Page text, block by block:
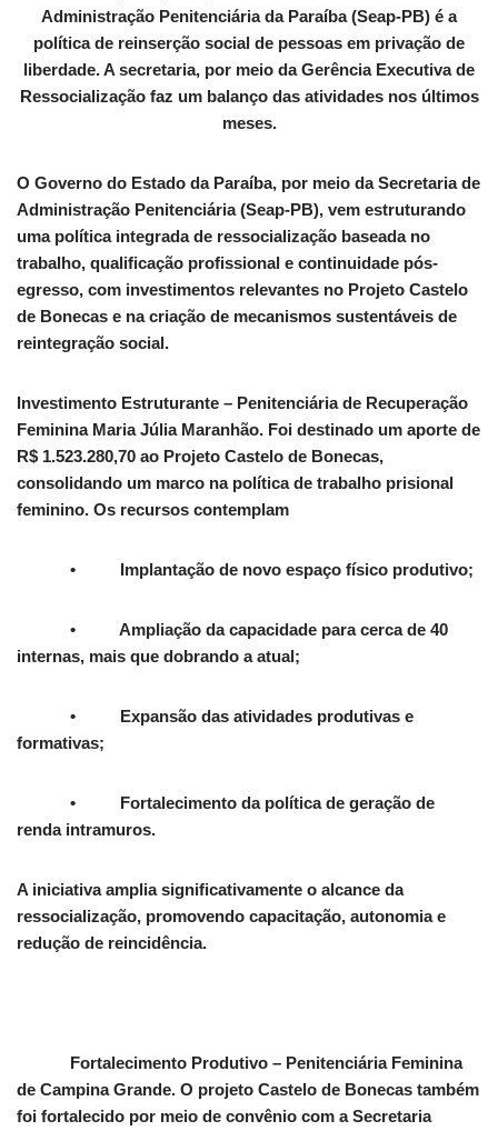
Administração Penitenciária da Paraíba (Seap-PB) é a
política de reinserção social de pessoas em privação de
liberdade. A secretaria, por meio da Gerência Executiva de
Ressocialização faz um balanço das atividades nos últimos
meses.
O Governo do Estado da Paraíba, por meio da Secretaria de
Administração Penitenciária (Seap-PB), vem estruturando
uma política integrada de ressocialização baseada no
trabalho, qualificação profissional e continuidade pós-
egresso, com investimentos relevantes no Projeto Castelo
de Bonecas e na criação de mecanismos sustentáveis de
reintegração social.
Investimento Estruturante – Penitenciária de Recuperação
Feminina Maria Júlia Maranhão. Foi destinado um aporte de
R$ 1.523.280,70 ao Projeto Castelo de Bonecas,
consolidando um marco na política de trabalho prisional
feminino. Os recursos contemplam
• Implantação de novo espaço físico produtivo;
• Ampliação da capacidade para cerca de 40
internas, mais que dobrando a atual;
• Expansão das atividades produtivas e
formativas;
• Fortalecimento da política de geração de
renda intramuros.
A iniciativa amplia significativamente o alcance da
ressocialização, promovendo capacitação, autonomia e
redução de reincidência.
Fortalecimento Produtivo – Penitenciária Feminina
de Campina Grande. O projeto Castelo de Bonecas também
foi fortalecido por meio de convênio com a Secretaria